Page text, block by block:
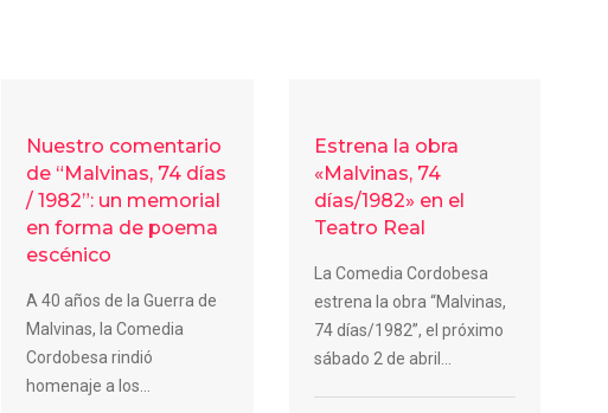
Nuestro comentario
de “Malvinas, 74 días
/ 1982”: un memorial
en forma de poema
escénico
A 40 años de la Guerra de
Malvinas, la Comedia
Cordobesa rindió
homenaje a los...
Estrena la obra
«Malvinas, 74
días/1982» en el
Teatro Real
La Comedia Cordobesa
estrena la obra “Malvinas,
74 días/1982”, el próximo
sábado 2 de abril...